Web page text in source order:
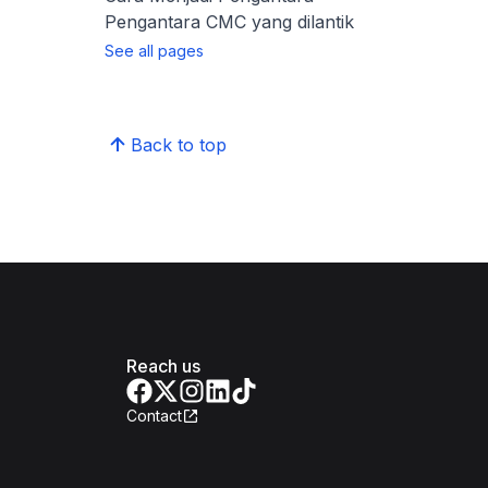
Pengantara CMC yang dilantik
See all pages
Back to top
Reach us
Contact